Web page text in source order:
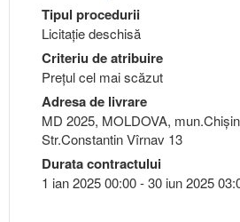
Tipul procedurii
Licitație deschisă
Criteriu de atribuire
Preţul cel mai scăzut
Adresa de livrare
MD 2025, MOLDOVA,
Str.Constantin Vîrnav 13
Durata contractului
1 ian 2025 00:00 - 30 iun 2025